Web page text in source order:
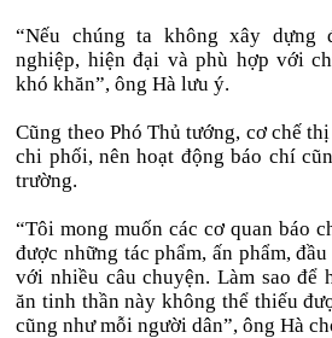
“Nếu chúng ta không xây dựng
nghiệp, hiện đại và phù hợp với
khó khăn”, ông Hà lưu ý.
Cũng theo Phó Thủ tướng, cơ chế
chi phối, nên hoạt động báo chí
trường.
“Tôi mong muốn các cơ quan báo
được những tác phẩm, ấn phẩm,
với nhiều câu chuyện. Làm sao để
ăn tinh thần này không thể thiếu
cũng như mỗi người dân”, ông Hà